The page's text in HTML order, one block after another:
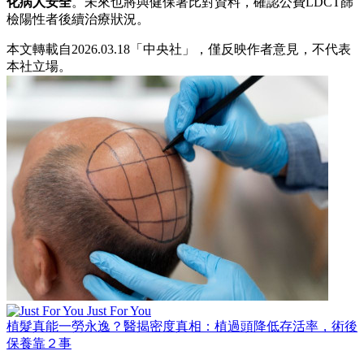
檢陽性者後續治療狀況。
本文轉載自2026.03.18「中央社」，僅反映作者意見，不代表
本社立場。
Just For You
植髮真能一勞永逸？醫揭密度真相：植過頭降低存活率，術後
保養靠２事